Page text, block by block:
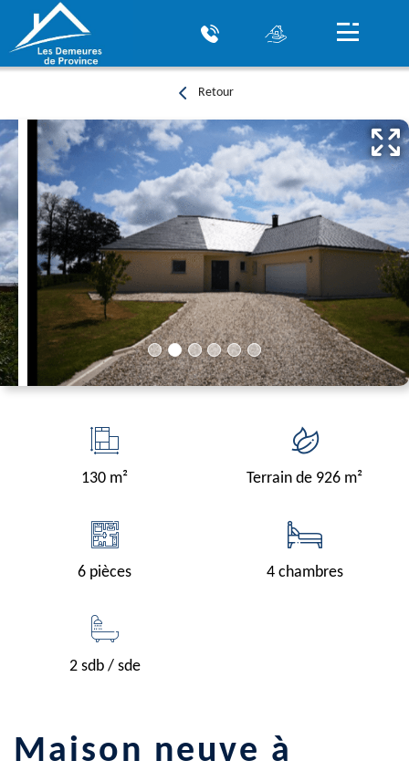
Retour
130 m² Terrain de 926 m²
6 pièces 4 chambres
2 sdb / sde
maison neuve à